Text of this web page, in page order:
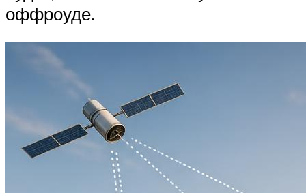
оффроуде.